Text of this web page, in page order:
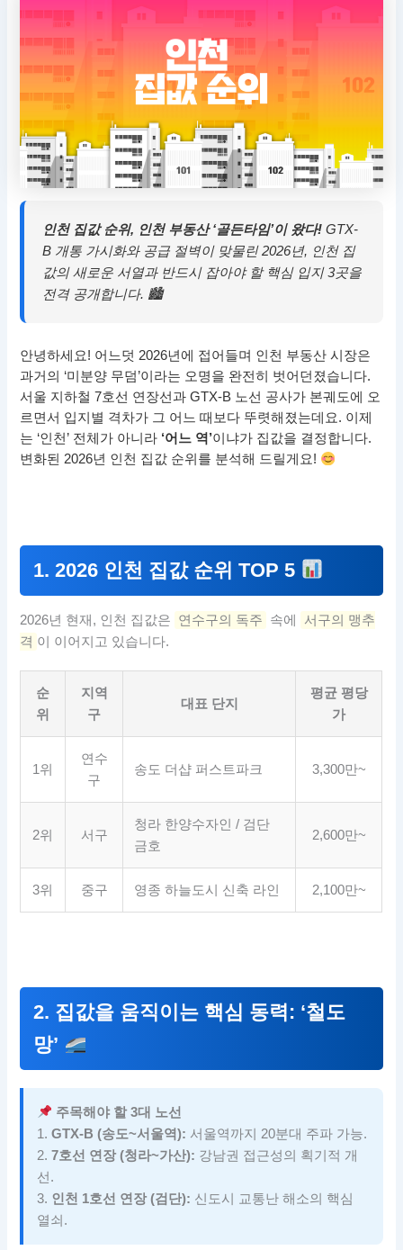
인천 집값 순위, 인천 부동산 ‘골든타임’이 왔다! GTX-
B 개통 가시화와 공급 절벽이 맞물린 2026년, 인천 집
값의 새로운 서열과 반드시 잡아야 할 핵심 입지 3곳을
전격 공개합니다. 🏙
안녕하세요! 어느덧 2026년에 접어들며 인천 부동산 시장은
과거의 ‘미분양 무덤’이라는 오명을 완전히 벗어던졌습니다.
서울 지하철 7호선 연장선과 GTX-B 노선 공사가 본궤도에 오
르면서 입지별 격차가 그 어느 때보다 뚜렷해졌는데요. 이제
는 ‘인천’ 전체가 아니라 ‘어느 역’이냐가 집값을 결정합니다.
변화된 2026년 인천 집값 순위를 분석해 드릴게요!
1. 2026 인천 집값 순위 TOP 5
2026년 현재, 인천 집값은 연수구의 독주 속에
서구의 맹추
격 이 이어지고 있습니다.
순
위
지역
구
대표 단지
평균 평당
가
1위
연수
구
송도 더샵 퍼스트파크 3,300만~
2위 서구
청라 한양수자인 / 검단
금호
2,600만~
3위 중구 영종 하늘도시 신축 라인 2,100만~
2. 집값을 움직이는 핵심 동력: ‘철도
망’
주목해야 할 3대 노선
1.GTX-B (송도~서울역): 서울역까지 20분대 주파 가능.
2.7호선 연장 (청라~가산): 강남권 접근성의 획기적 개
선.
3. 인천 1호선 연장 (검단): 신도시 교통난 해소의 핵심
열쇠.